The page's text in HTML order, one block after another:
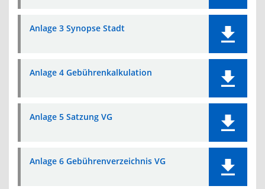
Anlage 3 Synopse Stadt
Anlage 4 Gebührenkalkulation
Anlage 5 Satzung VG
Anlage 6 Gebührenverzeichnis VG